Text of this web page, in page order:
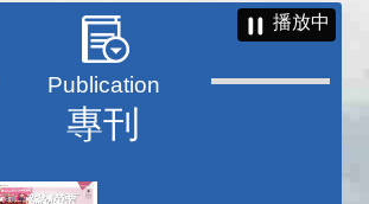
專刊
播放中